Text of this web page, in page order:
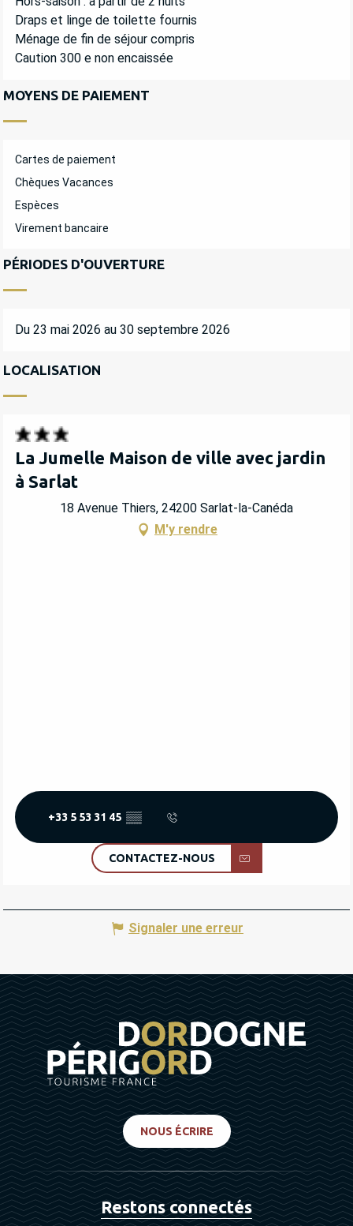
Draps et linge de toilette fournis
Ménage de fin de séjour compris
Caution 300 e non encaissée
MOYENS DE PAIEMENT
Cartes de paiement
Chèques Vacances
Espèces
Virement bancaire
PÉRIODES D'OUVERTURE
Du 23 mai 2026 au 30 septembre 2026
LOCALISATION
La Jumelle Maison de ville avec jardin
à Sarlat
18 Avenue Thiers, 24200 Sarlat-la-Canéda
M'y rendre
+33 5 53 31 45 ▒▒
CONTACTEZ-NOUS
Signaler une erreur
NOUS ÉCRIRE
Restons connectés